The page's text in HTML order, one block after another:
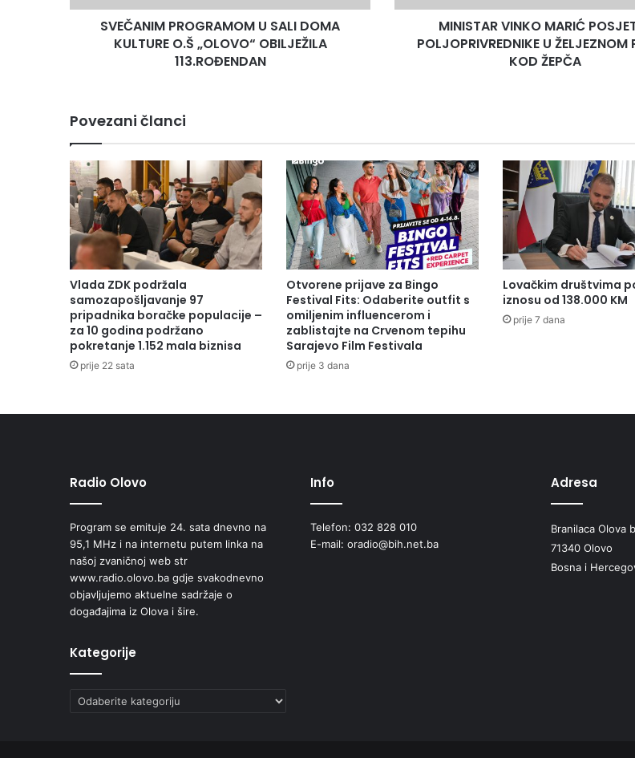
OBILJEŽILA
113.ROĐENDAN
SVEČANIM PROGRAMOM U SALI DOMA
KULTURE O.Š „OLOVO“ OBILJEŽILA
113.ROĐENDAN
KOD
MINISTAR VINKO MARIĆ
POLJOPRIVREDNIKE U ŽELJEZNOM
KOD ŽEPČA
Povezani članci
Vlada ZDK podržala
samozapošljavanje 97
pripadnika boračke populacije –
za 10 godina podržano
pokretanje 1.152 mala biznisa
prije 22 sata
Otvorene prijave za Bingo
Festival Fits: Odaberite outfit s
omiljenim influencerom i
zablistajte na Crvenom tepihu
Sarajevo Film Festivala
prije 3 dana
Lovačkim društvima
iznosu od 138.000 KM
prije 7 dana
Radio Olovo
Program se emituje 24. sata dnevno na
95,1 MHz i na internetu putem linka na
našoj zvaničnoj web str
www.radio.olovo.ba gdje svakodnevno
objavljujemo aktuelne sadržaje o
događajima iz Olova i šire.
Kategorije
Kategorije
Info
Telefon: 032 828 010
E-mail: oradio@bih.net.ba
Adresa
Branilaca Olova
71340 Olovo
Bosna i